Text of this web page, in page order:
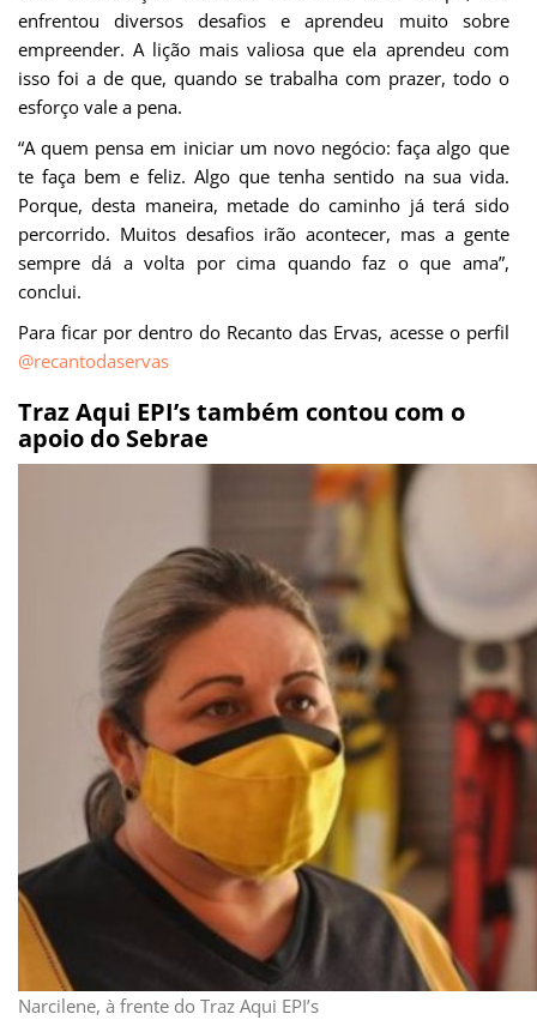
enfrentou diversos desafios e aprendeu muito sobre
empreender. A lição mais valiosa que ela aprendeu com
isso foi a de que, quando se trabalha com prazer, todo o
esforço vale a pena.
“A quem pensa em iniciar um novo negócio: faça algo que
te faça bem e feliz. Algo que tenha sentido na sua vida.
Porque, desta maneira, metade do caminho já terá sido
percorrido. Muitos desafios irão acontecer, mas a gente
sempre dá a volta por cima quando faz o que ama”,
conclui.
Para ficar por dentro do Recanto das Ervas, acesse o perfil
@recantodaservas
Traz Aqui EPI’s também contou com o
apoio do Sebrae
Narcilene, à frente do Traz Aqui EPI’s